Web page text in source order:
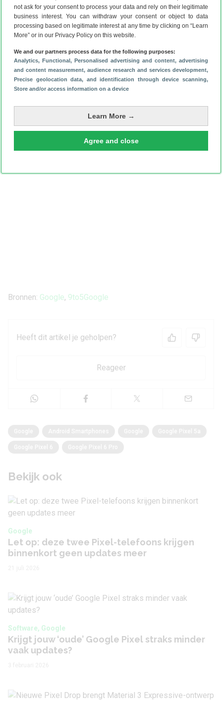
not ask for your consent to process your data and rely on their legitimate
business interest. You can withdraw your consent or object to data
processing based on legitimate interest at any time by clicking on “Learn
More” or in our Privacy Policy on this website.
We and our partners process data for the following purposes:
Analytics, Functional, Personalised advertising and content, advertising
and content measurement, audience research and services development,
Precise geolocation data, and identification through device scanning,
Store and/or access information on a device
Learn More →
Agree and close
verrassing in petto (17 jun)
Google wil met je selfiecamera meekijken: dit is de
(goede?) reden (5 jun)
Bronnen: Google, 9to5Google
Heeft dit artikel je geholpen?
Reageer
Bekijk ook
Google
Let op: deze twee Pixel-telefoons krijgen
binnenkort geen updates meer
Software, Google
Krijgt jouw ‘oude’ Google Pixel straks minder
vaak updates?